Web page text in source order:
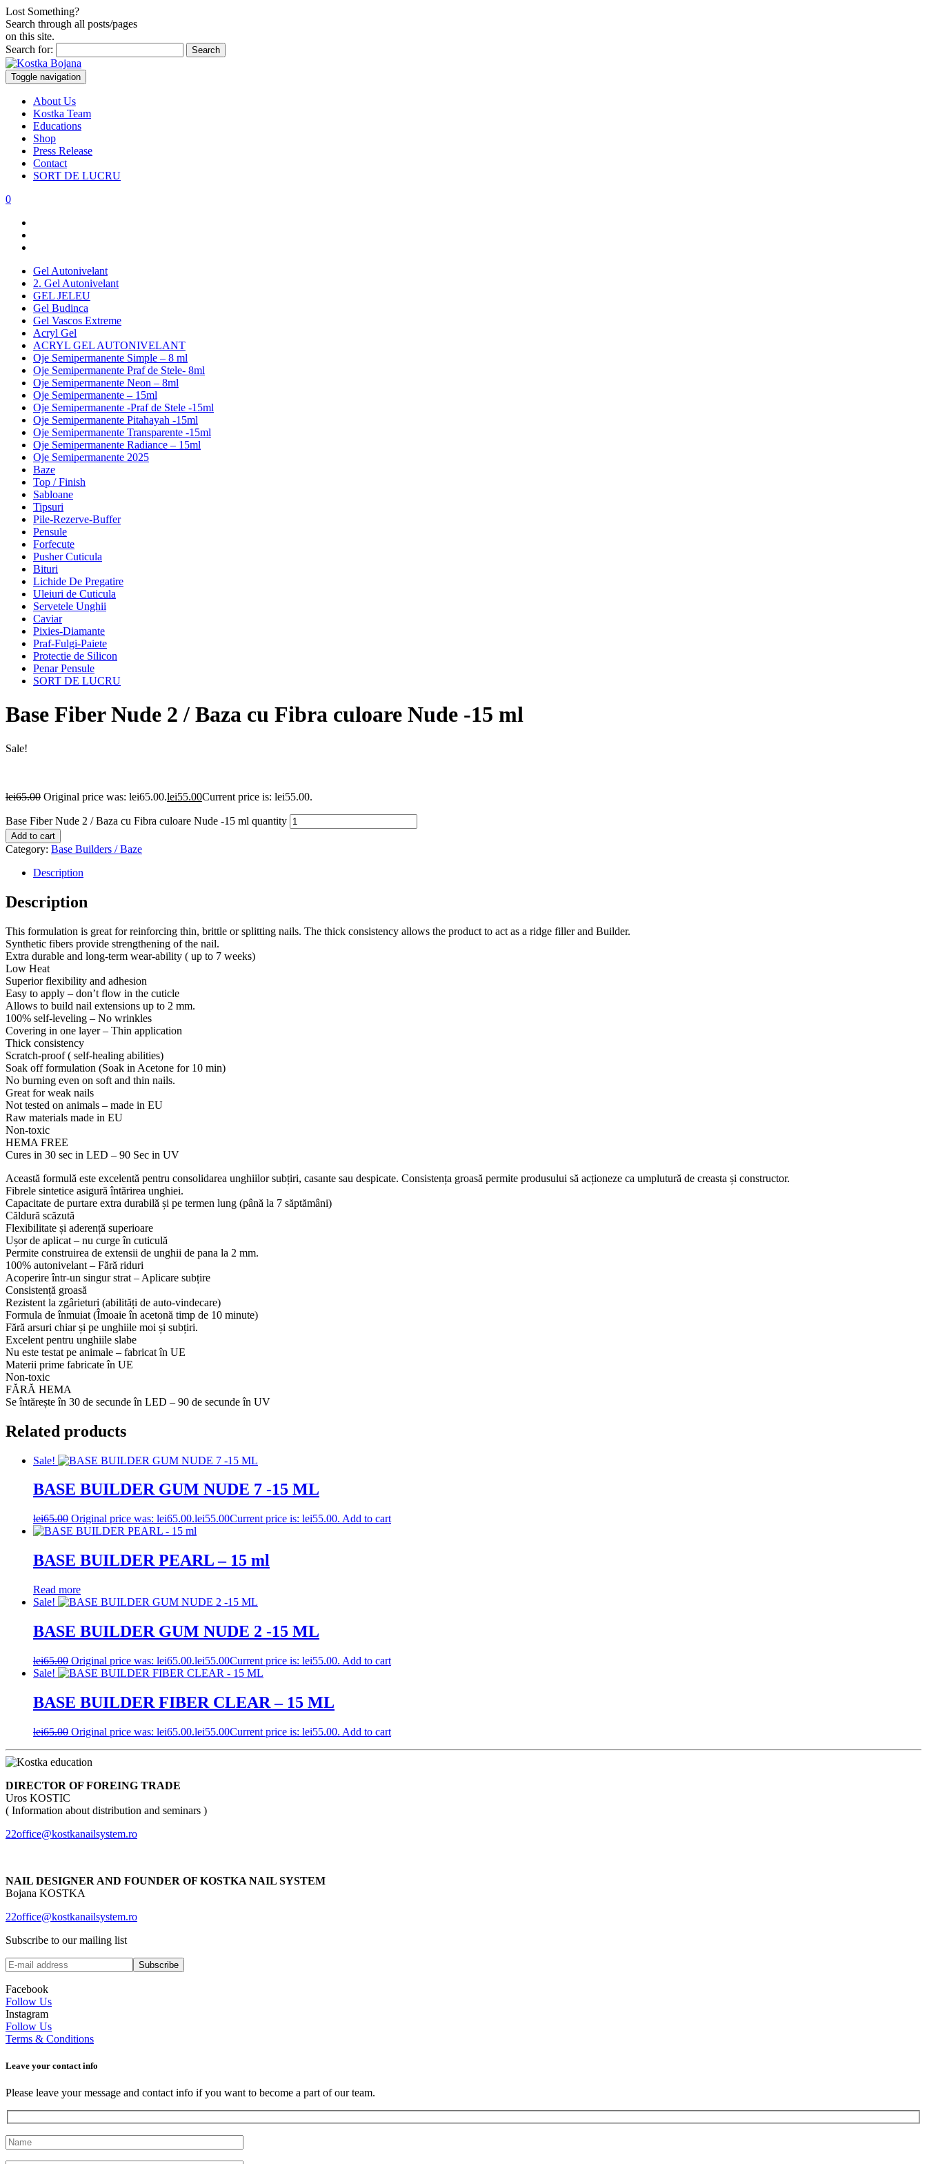
Lost Something?
Search through all posts/pages
on this site.
Search for:
Toggle navigation
About Us
Kostka Team
Educations
Shop
Press Release
Contact
SORT DE LUCRU
0
Gel Autonivelant
2. Gel Autonivelant
GEL JELEU
Gel Budinca
Gel Vascos Extreme
Acryl Gel
ACRYL GEL AUTONIVELANT
Oje Semipermanente Simple – 8 ml
Oje Semipermanente Praf de Stele- 8ml
Oje Semipermanente Neon – 8ml
Oje Semipermanente – 15ml
Oje Semipermanente -Praf de Stele -15ml
Oje Semipermanente Pitahayah -15ml
Oje Semipermanente Transparente -15ml
Oje Semipermanente Radiance – 15ml
Oje Semipermanente 2025
Baze
Top / Finish
Sabloane
Tipsuri
Pile-Rezerve-Buffer
Pensule
Forfecute
Pusher Cuticula
Bituri
Lichide De Pregatire
Uleiuri de Cuticula
Servetele Unghii
Caviar
Pixies-Diamante
Praf-Fulgi-Paiete
Protectie de Silicon
Penar Pensule
SORT DE LUCRU
Base Fiber Nude 2 / Baza cu Fibra culoare Nude -15 ml
Sale!
lei65.00 Original price was: lei65.00.lei55.00Current price is: lei55.00.
Base Fiber Nude 2 / Baza cu Fibra culoare Nude -15 ml quantity
Add to cart
Category: Base Builders / Baze
Description
Description
This formulation is great for reinforcing thin, brittle or splitting nails. The thick consistency allows the product to act as a ridge filler and Builder.
Synthetic fibers provide strengthening of the nail.
Extra durable and long-term wear-ability ( up to 7 weeks)
Low Heat
Superior flexibility and adhesion
Easy to apply – don’t flow in the cuticle
Allows to build nail extensions up to 2 mm.
100% self-leveling – No wrinkles
Covering in one layer – Thin application
Thick consistency
Scratch-proof ( self-healing abilities)
Soak off formulation (Soak in Acetone for 10 min)
No burning even on soft and thin nails.
Great for weak nails
Not tested on animals – made in EU
Raw materials made in EU
Non-toxic
HEMA FREE
Cures in 30 sec in LED – 90 Sec in UV
Această formulă este excelentă pentru consolidarea unghiilor subțiri, casante sau despicate. Consistența groasă permite produsului să acționeze ca umplutură de creasta și constructor.
Fibrele sintetice asigură întărirea unghiei.
Capacitate de purtare extra durabilă și pe termen lung (până la 7 săptămâni)
Căldură scăzută
Flexibilitate și aderență superioare
Ușor de aplicat – nu curge în cuticulă
Permite construirea de extensii de unghii de pana la 2 mm.
100% autonivelant – Fără riduri
Acoperire într-un singur strat – Aplicare subțire
Consistență groasă
Rezistent la zgârieturi (abilități de auto-vindecare)
Formula de înmuiat (Îmoaie în acetonă timp de 10 minute)
Fără arsuri chiar și pe unghiile moi și subțiri.
Excelent pentru unghiile slabe
Nu este testat pe animale – fabricat în UE
Materii prime fabricate în UE
Non-toxic
FĂRĂ HEMA
Se întărește în 30 de secunde în LED – 90 de secunde în UV
Related products
Sale!
BASE BUILDER GUM NUDE 7 -15 ML
lei65.00 Original price was: lei65.00.lei55.00Current price is: lei55.00. Add to cart
BASE BUILDER PEARL – 15 ml
Read more
Sale!
BASE BUILDER GUM NUDE 2 -15 ML
lei65.00 Original price was: lei65.00.lei55.00Current price is: lei55.00. Add to cart
Sale!
BASE BUILDER FIBER CLEAR – 15 ML
lei65.00 Original price was: lei65.00.lei55.00Current price is: lei55.00. Add to cart
DIRECTOR OF FOREING TRADE
Uros KOSTIC
( Information about distribution and seminars )
22office@kostkanailsystem.ro
NAIL DESIGNER AND FOUNDER OF KOSTKA NAIL SYSTEM
Bojana KOSTKA
22office@kostkanailsystem.ro
Subscribe to our mailing list
Facebook
Follow Us
Instagram
Follow Us
Terms & Conditions
Leave your сontact info
Please leave your message and contact info if you want to become a part of our team.